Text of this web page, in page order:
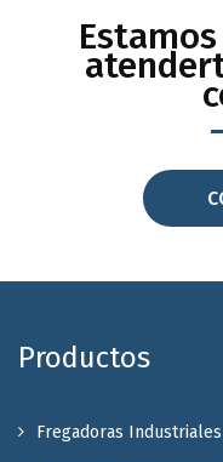
Productos
Fregadoras Industriales